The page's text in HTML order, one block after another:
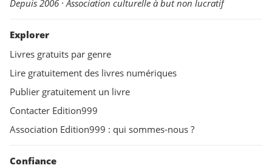
Depuis 2006 · Association culturelle à but non lucratif
Explorer
Livres gratuits par genre
Lire gratuitement des livres numériques
Publier gratuitement un livre
Contacter Edition999
Association Edition999 : qui sommes-nous ?
Confiance